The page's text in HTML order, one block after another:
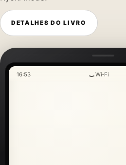
16:53 Wi‑Fi
DETALHES DO LIVRO